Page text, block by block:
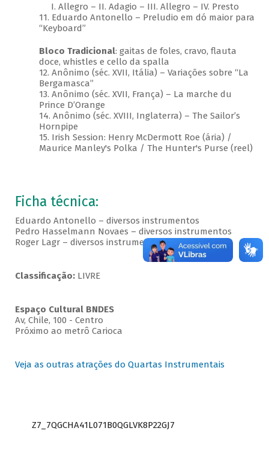
I. Allegro – II. Adagio – III. Allegro – IV. Presto
11. Eduardo Antonello – Preludio em dó maior para
“Keyboard”
Bloco Tradicional: gaitas de foles, cravo, flauta
doce, whistles e cello da spalla
12. Anônimo (séc. XVII, Itália) – Variações sobre “La
Bergamasca”
13. Anônimo (séc. XVII, França) – La marche du
Prince D’Orange
14. Anônimo (séc. XVIII, Inglaterra) – The Sailor’s
Hornpipe
15. Irish Session: Henry McDermott Roe (ária) /
Maurice Manley's Polka / The Hunter's Purse (reel)
Ficha técnica:
Eduardo Antonello – diversos instrumentos
Pedro Hasselmann Novaes – diversos instrumentos
Roger Lagr – diversos instrumentos
Classificação:LIVRE
Espaço Cultural BNDES
Av, Chile, 100 - Centro
Próximo ao metrô Carioca
Veja as outras atrações do Quartas Instrumentais
Z7_7QGCHA41L071B0QGLVK8P22GJ7